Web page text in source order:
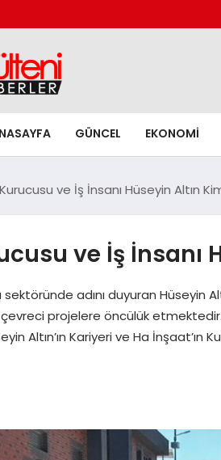
GÜNCEL EKONOMI
ve İş İnsanı Hüseyin Altın
ve İş İnsanı
adını duyuran Hüseyin
çevreci projelere öncülük
Altın’ın Kariyeri ve Ha İnşaat’ın